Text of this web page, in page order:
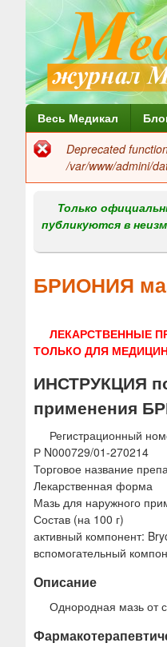
Г
л
н
м
н
Весь Медикал
Сообщение
об
ошибке
Deprecated
/var/www/admini/
Только
публикуются в
БРИОНИЯ
ЛЕКАРСТВЕННЫЕ
ТОЛЬКО ДЛЯ
ИНСТРУКЦИЯ
применения
Регистрационный
Р N000729/01-270214
Торговое название
Лекарственная форма
Мазь для наружного
Состав (на 100 г)
активный компонент:
вспомогательный
Описание
Однородная мазь от